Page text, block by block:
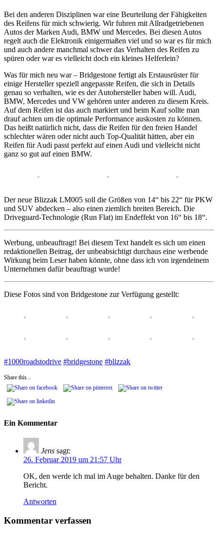
Bei den anderen Disziplinen war eine Beurteilung der Fähigkeiten
des Reifens für mich schwierig. Wir fuhren mit Allradgetriebenen
Autos der Marken Audi, BMW und Mercedes. Bei diesen Autos
regelt auch die Elektronik einigermaßen viel und so war es für mich
und auch andere manchmal schwer das Verhalten des Reifen zu
spüren oder war es vielleicht doch ein kleines Helferlein?
Was für mich neu war – Bridgestone fertigt als Erstausrüster für
einige Hersteller speziell angepasste Reifen, die sich in Details
genau so verhalten, wie es der Autohersteller haben will. Audi,
BMW, Mercedes und VW gehören unter anderen zu diesem Kreis.
Auf dem Reifen ist das auch markiert und beim Kauf sollte man
drauf achten um die optimale Performance auskosten zu können.
Das heißt natürlich nicht, dass die Reifen für den freien Handel
schlechter wären oder nicht auch Top-Qualität hätten, aber ein
Reifen für Audi passt perfekt auf einen Audi und vielleicht nicht
ganz so gut auf einen BMW.
Der neue Blizzak LM005 soll die Größen von 14“ bis 22“ für PKW
und SUV abdecken – also einen ziemlich breiten Bereich. Die
Driveguard-Technologie (Run Flat) im Endeffekt von 16“ bis 18“.
Werbung, unbeauftragt! Bei diesem Text handelt es sich um einen
redaktionellen Beitrag, der unbeabsichtigt durchaus eine werbende
Wirkung beim Leser haben könnte, ohne dass ich von irgendeinem
Unternehmen dafür beauftragt wurde!
Diese Fotos sind von Bridgestone zur Verfügung gestellt:
#1000roadstodrive #bridgestone #blizzak
Share this...
Ein Kommentar
Jens sagt:
26. Februar 2019 um 21:57 Uhr
OK, den werde ich mal im Auge behalten. Danke für den
Bericht.
Antworten
Kommentar verfassen